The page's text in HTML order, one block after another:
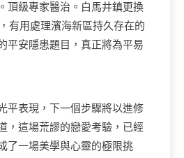
頂級專家醫治。白馬井鎮更換
有用處理濱海新區持久存在的
平安隱患題目，真正將為平易
表現，下一個步驟將以進修
，這場荒謬的戀愛考驗，已經
了一場美學與心靈的極限挑